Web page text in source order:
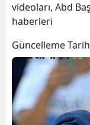
videoları, Abd
haberleri
Güncelleme